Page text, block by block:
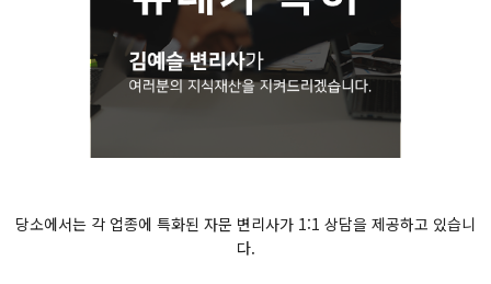
당소에서는 각 업종에 특화된 자문 변리사가 1:1 상담을 제공하고 있습니
다.